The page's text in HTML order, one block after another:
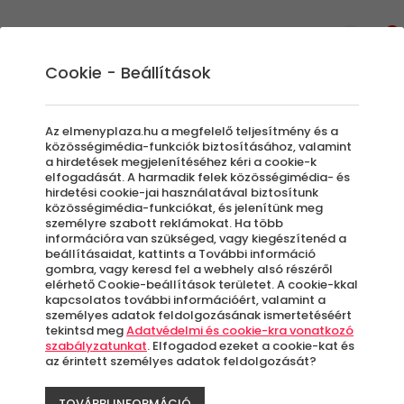
Ajándék ötletek gyerekeknek
Oh, gyerekeknek nagyon egyszerű
ajándékot vásárolni! Vagy mégsem? Igazán
csak akkor döbbenünk rá a feladat
bonyolultságára, amikor belevetjük
magunkat a tökéletes ajándék
felkutatásába. Számtalan paraméter
beleszólhat, hogy mit is válasszunk apró
ismerőseinknek, családtagjainknak. Persze
van az a kor, amikor már elmondja, hogy mit
szeretne, de ez folyamatosan változik és
Cookie - Beállítások
Az elmenyplaza.hu a megfelelő teljesítmény és a
közösségimédia-funkciók biztosításához, valamint
a hirdetések megjelenítéséhez kéri a cookie-k
elfogadását. A harmadik felek közösségimédia- és
hirdetési cookie-jai használatával biztosítunk
közösségimédia-funkciókat, és jelenítünk meg
személyre szabott reklámokat. Ha több
információra van szükséged, vagy kiegészítenéd a
beállításaidat, kattints a További információ
gombra, vagy keresd fel a webhely alsó részéről
elérhető Cookie-beállítások területet. A cookie-kkal
kapcsolatos további információért, valamint a
személyes adatok feldolgozásának ismertetéséért
tekintsd megAdatvédelmi és cookie-kra vonatkozó
szabályzatunkat. Elfogadod ezeket a cookie-kat és
az érintett személyes adatok feldolgozását?